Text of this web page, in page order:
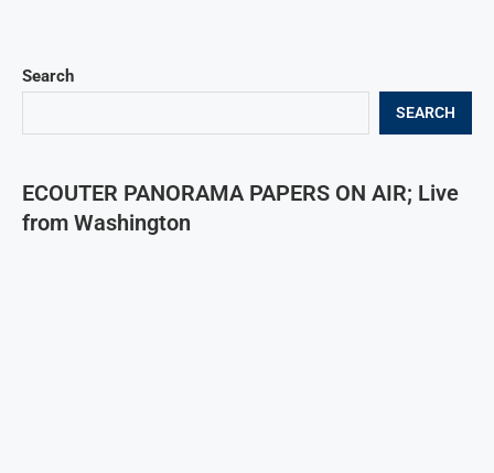
Search
SEARCH
ECOUTER PANORAMA PAPERS ON AIR; Live
from Washington